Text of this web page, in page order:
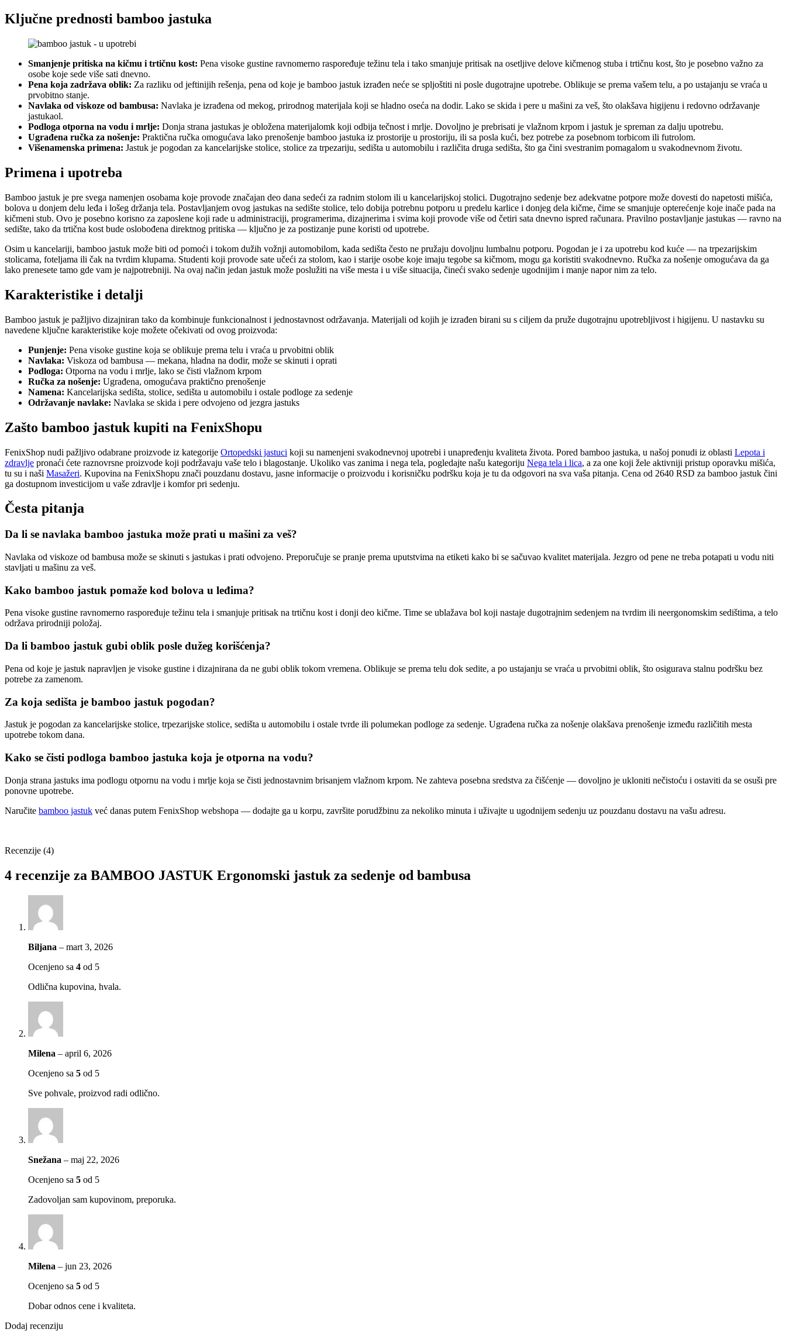
Ključne prednosti bamboo jastuka
Smanjenje pritiska na kičmu i trtičnu kost: Pena visoke gustine ravnomerno raspoređuje težinu tela i tako smanjuje pritisak na osetljive delove kičmenog stuba i trtičnu kost, što je posebno važno za
osobe koje sede više sati dnevno.
Pena koja zadržava oblik: Za razliku od jeftinijih rešenja, pena od koje je bamboo jastuk izrađen neće se spljoštiti ni posle dugotrajne upotrebe. Oblikuje se prema vašem telu, a po ustajanju se vraća u
prvobitno stanje.
Navlaka od viskoze od bambusa: Navlaka je izrađena od mekog, prirodnog materijala koji se hladno oseća na dodir. Lako se skida i pere u mašini za veš, što olakšava higijenu i redovno održavanje
jastukaol.
Podloga otporna na vodu i mrlje: Donja strana jastukas je obložena materijalomk koji odbija tečnost i mrlje. Dovoljno je prebrisati je vlažnom krpom i jastuk je spreman za dalju upotrebu.
Ugrađena ručka za nošenje: Praktična ručka omogućava lako prenošenje bamboo jastuka iz prostorije u prostoriju, ili sa posla kući, bez potrebe za posebnom torbicom ili futrolom.
Višenamenska primena: Jastuk je pogodan za kancelarijske stolice, stolice za trpezariju, sedišta u automobilu i različita druga sedišta, što ga čini svestranim pomagalom u svakodnevnom životu.
Primena i upotreba
Bamboo jastuk je pre svega namenjen osobama koje provode značajan deo dana sedeći za radnim stolom ili u kancelarijskoj stolici. Dugotrajno sedenje bez adekvatne potpore može dovesti do napetosti mišića,
bolova u donjem delu leđa i lošeg držanja tela. Postavljanjem ovog jastukas na sedište stolice, telo dobija potrebnu potporu u predelu karlice i donjeg dela kičme, čime se smanjuje opterećenje koje inače pada na
kičmeni stub. Ovo je posebno korisno za zaposlene koji rade u administraciji, programerima, dizajnerima i svima koji provode više od četiri sata dnevno ispred računara. Pravilno postavljanje jastukas — ravno na
sedište, tako da trtična kost bude oslobođena direktnog pritiska — ključno je za postizanje pune koristi od upotrebe.
Osim u kancelariji, bamboo jastuk može biti od pomoći i tokom dužih vožnji automobilom, kada sedišta često ne pružaju dovoljnu lumbalnu potporu. Pogodan je i za upotrebu kod kuće — na trpezarijskim
stolicama, foteljama ili čak na tvrdim klupama. Studenti koji provode sate učeći za stolom, kao i starije osobe koje imaju tegobe sa kičmom, mogu ga koristiti svakodnevno. Ručka za nošenje omogućava da ga
lako prenesete tamo gde vam je najpotrebniji. Na ovaj način jedan jastuk može poslužiti na više mesta i u više situacija, čineći svako sedenje ugodnijim i manje napor nim za telo.
Karakteristike i detalji
Bamboo jastuk je pažljivo dizajniran tako da kombinuje funkcionalnost i jednostavnost održavanja. Materijali od kojih je izrađen birani su s ciljem da pruže dugotrajnu upotrebljivost i higijenu. U nastavku su
navedene ključne karakteristike koje možete očekivati od ovog proizvoda:
Punjenje: Pena visoke gustine koja se oblikuje prema telu i vraća u prvobitni oblik
Navlaka: Viskoza od bambusa — mekana, hladna na dodir, može se skinuti i oprati
Podloga: Otporna na vodu i mrlje, lako se čisti vlažnom krpom
Ručka za nošenje: Ugrađena, omogućava praktično prenošenje
Namena: Kancelarijska sedišta, stolice, sedišta u automobilu i ostale podloge za sedenje
Održavanje navlake: Navlaka se skida i pere odvojeno od jezgra jastuks
Zašto bamboo jastuk kupiti na FenixShopu
FenixShop nudi pažljivo odabrane proizvode iz kategorije Ortopedski jastuci koji su namenjeni svakodnevnoj upotrebi i unapređenju kvaliteta života. Pored bamboo jastuka, u našoj ponudi iz oblasti Lepota i
zdravlje pronaći ćete raznovrsne proizvode koji podržavaju vaše telo i blagostanje. Ukoliko vas zanima i nega tela, pogledajte našu kategoriju Nega tela i lica, a za one koji žele aktivniji pristup oporavku mišića,
tu su i naši Masažeri. Kupovina na FenixShopu znači pouzdanu dostavu, jasne informacije o proizvodu i korisničku podršku koja je tu da odgovori na sva vaša pitanja. Cena od 2640 RSD za bamboo jastuk čini
ga dostupnom investicijom u vaše zdravlje i komfor pri sedenju.
Česta pitanja
Da li se navlaka bamboo jastuka može prati u mašini za veš?
Navlaka od viskoze od bambusa može se skinuti s jastukas i prati odvojeno. Preporučuje se pranje prema uputstvima na etiketi kako bi se sačuvao kvalitet materijala. Jezgro od pene ne treba potapati u vodu niti
stavljati u mašinu za veš.
Kako bamboo jastuk pomaže kod bolova u leđima?
Pena visoke gustine ravnomerno raspoređuje težinu tela i smanjuje pritisak na trtičnu kost i donji deo kičme. Time se ublažava bol koji nastaje dugotrajnim sedenjem na tvrdim ili neergonomskim sedištima, a telo
održava prirodniji položaj.
Da li bamboo jastuk gubi oblik posle dužeg korišćenja?
Pena od koje je jastuk napravljen je visoke gustine i dizajnirana da ne gubi oblik tokom vremena. Oblikuje se prema telu dok sedite, a po ustajanju se vraća u prvobitni oblik, što osigurava stalnu podršku bez
potrebe za zamenom.
Za koja sedišta je bamboo jastuk pogodan?
Jastuk je pogodan za kancelarijske stolice, trpezarijske stolice, sedišta u automobilu i ostale tvrde ili polumekan podloge za sedenje. Ugrađena ručka za nošenje olakšava prenošenje između različitih mesta
upotrebe tokom dana.
Kako se čisti podloga bamboo jastuka koja je otporna na vodu?
Donja strana jastuks ima podlogu otpornu na vodu i mrlje koja se čisti jednostavnim brisanjem vlažnom krpom. Ne zahteva posebna sredstva za čišćenje — dovoljno je ukloniti nečistoću i ostaviti da se osuši pre
ponovne upotrebe.
Naručite bamboo jastuk već danas putem FenixShop webshopa — dodajte ga u korpu, završite porudžbinu za nekoliko minuta i uživajte u ugodnijem sedenju uz pouzdanu dostavu na vašu adresu.
Recenzije (4)
4 recenzije za BAMBOO JASTUK Ergonomski jastuk za sedenje od bambusa
Biljana – mart 3, 2026
Ocenjeno sa 4 od 5
Odlična kupovina, hvala.
Milena – april 6, 2026
Ocenjeno sa 5 od 5
Sve pohvale, proizvod radi odlično.
Snežana – maj 22, 2026
Ocenjeno sa 5 od 5
Zadovoljan sam kupovinom, preporuka.
Milena – jun 23, 2026
Ocenjeno sa 5 od 5
Dobar odnos cene i kvaliteta.
Dodaj recenziju